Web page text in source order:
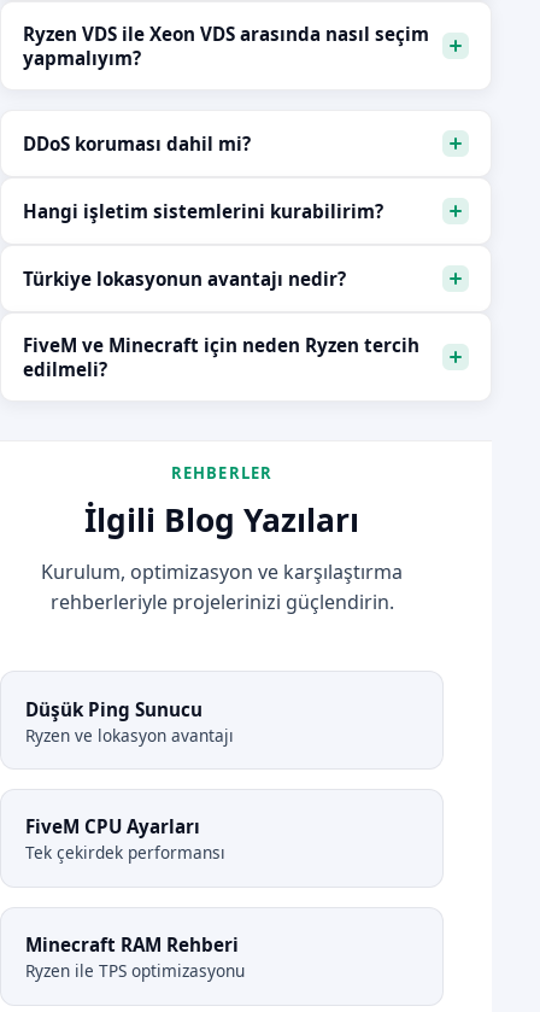
Ryzen VDS ile Xeon VDS arasında nasıl seçim
yapmalıyım?
DDoS koruması dahil mi?
Hangi işletim sistemlerini kurabilirim?
Türkiye lokasyonun avantajı nedir?
FiveM ve Minecraft için neden Ryzen tercih
edilmeli?
REHBERLER
İlgili Blog Yazıları
Kurulum, optimizasyon ve karşılaştırma
rehberleriyle projelerinizi güçlendirin.
Düşük Ping Sunucu
Ryzen ve lokasyon avantajı
FiveM CPU Ayarları
Tek çekirdek performansı
Minecraft RAM Rehberi
Ryzen ile TPS optimizasyonu